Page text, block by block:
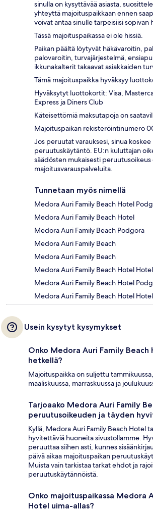
sinulla on kysyttävää asiasta,
yhteyttä majoituspaikkaan ennen
voivat antaa sinulle tarpeisiisi sopivan
Tässä majoituspaikassa ei ole hissiä.
Paikan päältä löytyvät häkävaroitin,
palovaroitin, turvajärjestelmä,
ikkunakalterit takaavat asiakkaiden
Tämä majoituspaikka hyväksyy
Hyväksytyt luottokortit: Visa,
Express ja Diners Club
Käteisettömiä maksutapoja on
Majoituspaikan rekisteröintinumero
Jos peruutat varauksesi, sinua
peruutuskäytäntö. EU:n kuluttajan
säädösten mukaisesti peruutusoikeus
majoitusvarauspalveluita.
Tunnetaan myös nimellä
Medora Auri Family Beach Hotel
Medora Auri Family Beach Hotel
Medora Auri Family Beach Podgora
Medora Auri Family Beach
Medora Auri Family Beach
Medora Auri Family Beach Hotel Hotel
Medora Auri Family Beach Hotel
Medora Auri Family Beach Hotel
Usein kysytyt kysymykset
Onko Medora Auri Family
hetkellä?
Majoituspaikka on suljettu
maaliskuussa, marraskuussa ja
Tarjoaako Medora Auri Family
peruutusoikeuden ja täyden
Kyllä, Medora Auri Family Beach Hotel
hyvitettäviä huoneita sivustollamme.
peruuttaa siihen asti, kunnes
päivä aikaa majoituspaikan
Muista vain tarkistaa tarkat ehdot ja
peruutuskäytännöistä.
Onko majoituspaikassa Medora
Hotel uima-allas?